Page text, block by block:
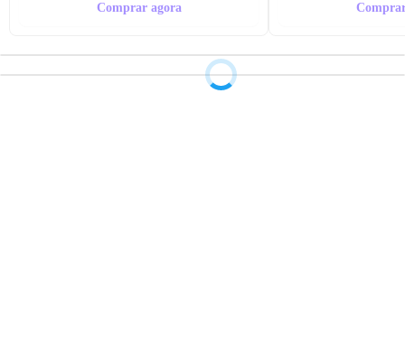
Comprar agora